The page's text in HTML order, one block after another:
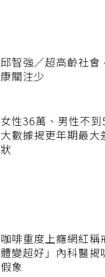
邱智強／超高齡社會
康關注少
女性36萬、男性不
大數據揭更年期最大
狀
咖啡重度上癮網紅稱
體變超好」內科醫揭
假象